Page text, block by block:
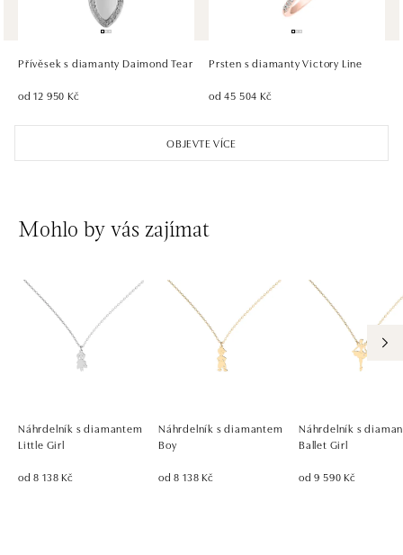
HALADA OC Eurovea, Bratislava
Pribinova 8, 811 09 Bratislava
dnes otevřeno od 10:00
OBJEVTE VÍCE
Přívěsek s diamanty Daimond Tear
od 12 950 Kč
Prsten s diamanty Victory Line
od 45 504 Kč
Mohlo by vás zajímat
Náhrdelník s diamantem
Little Girl
od 8 138 Kč
Náhrdelník s diamantem
Boy
od 8 138 Kč
Náhrdelník s
Ballet Girl
od 9 590 Kč